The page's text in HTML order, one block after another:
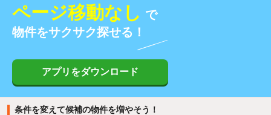
ページ移動なし で
物件をサクサク探せる！
アプリをダウンロード
条件を変えて候補の物件を増やそう！